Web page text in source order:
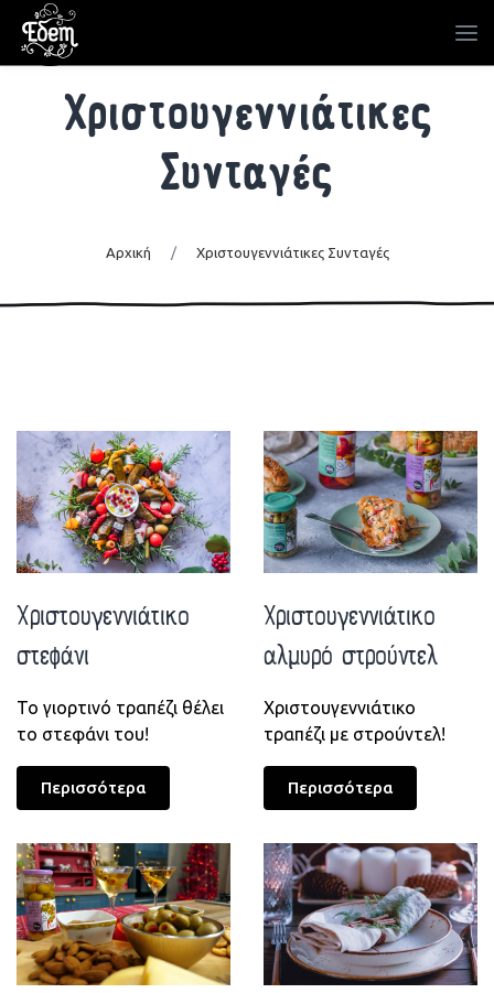
Χριστουγεννιάτικες
Συνταγές
Αρχική / Χριστουγεννιάτικες Συνταγές
Xριστουγεννιάτικο
στεφάνι
Το γιορτινό τραπέζι θέλει
το στεφάνι του!
Περισσότερα
Χριστουγεννιάτικο
αλμυρό στρούντελ
Χριστουγεννιάτικο
τραπέζι με στρούντελ!
Περισσότερα